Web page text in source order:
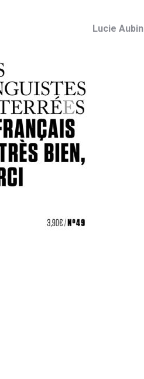
Lucie Aubin